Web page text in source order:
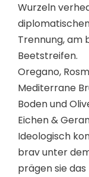
Wurzeln
Trennung, am
Beetstreifen.
Oregano,
Mediterrane
Boden und
Eichen &
Ideologisch
brav unter
prägen sie